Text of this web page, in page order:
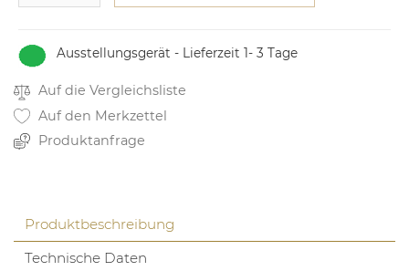
Ausstellungsgerät - Lieferzeit 1- 3 Tage
Auf die Vergleichsliste
Auf den Merkzettel
Produktanfrage
Produktbeschreibung
Technische Daten